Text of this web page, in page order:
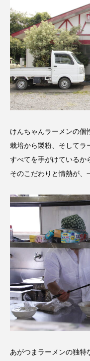
けんちゃんラーメンの個
栽培から製粉、そしてラ
すべてを手がけているか
そのこだわりと情熱が、
あがつまラーメンの独特